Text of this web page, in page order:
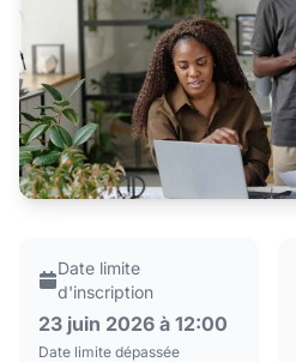
Date limite
d'inscription
23 juin 2026 à 12:00
Date limite dépassée